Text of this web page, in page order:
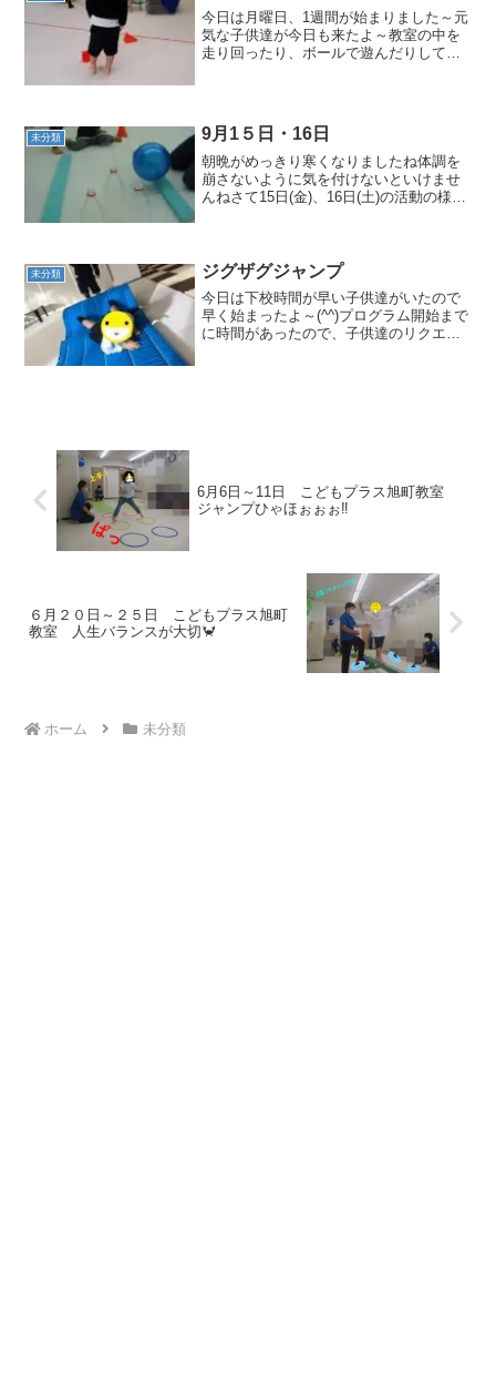
今日は月曜日、1週間が始まりました～元
気な子供達が今日も来たよ～教室の中を
走り回ったり、ボールで遊んだりしてい
子供達から今日は...
未分類 9月1５日・16日
朝晩がめっきり寒くなりましたね体調を
崩さないように気を付けないといけませ
んねさて15日(金)、16日(土)の活動の様子
頑張りまし...
未分類 ジグザグジャンプ
今日は下校時間が早い子供達がいたので
早く始まったよ～(^^)プログラム開始まで
に時間があったので、子供達のリクエス
6月6日～11日 こどもプラス旭町教室
ジャンプひゃほぉぉぉ‼
６月２０日～２５日 こどもプラス旭町
教室 人生バランスが大切🦀
ホーム 未分類